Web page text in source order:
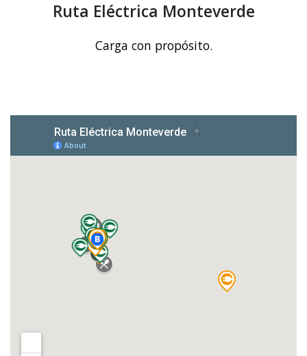
Ruta Eléctrica Monteverde
Carga con propósito.